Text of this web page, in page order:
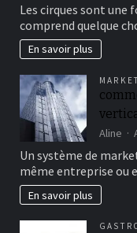
Les cirques sont une
comprend quelque
En savoir plus
Aline
Un système de
même entreprise ou
En savoir plus